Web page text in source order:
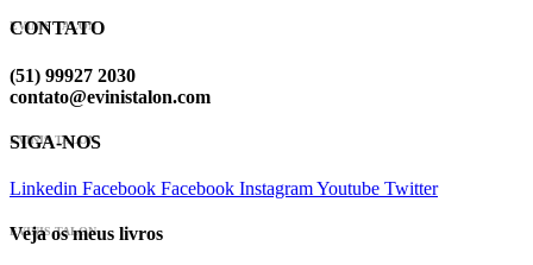
EVINIS TALON
CONTATO
(51) 99927 2030
contato@evinistalon.com
EVINIS TALON
SIGA-NOS
Linkedin Facebook Facebook InstagramYoutube Twitter
EVINIS TALON
Veja os meus livros